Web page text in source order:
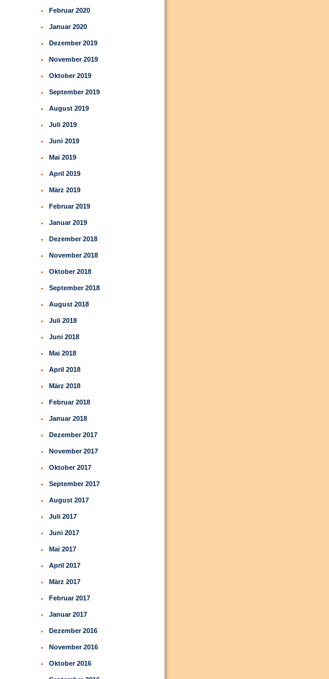
Februar 2020
Januar 2020
Dezember 2019
November 2019
Oktober 2019
September 2019
August 2019
Juli 2019
Juni 2019
Mai 2019
April 2019
März 2019
Februar 2019
Januar 2019
Dezember 2018
November 2018
Oktober 2018
September 2018
August 2018
Juli 2018
Juni 2018
Mai 2018
April 2018
März 2018
Februar 2018
Januar 2018
Dezember 2017
November 2017
Oktober 2017
September 2017
August 2017
Juli 2017
Juni 2017
Mai 2017
April 2017
März 2017
Februar 2017
Januar 2017
Dezember 2016
November 2016
Oktober 2016